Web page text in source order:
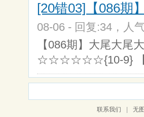
[20错03]【086
08-06 - 回复:34，人
【086期】大尾大
☆☆☆☆☆☆{10-9} 【
联系我们 无